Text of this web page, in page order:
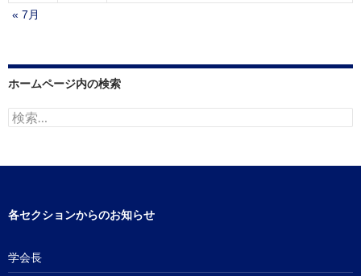
« 7月
ホームページ内の検索
検
索:
各セクションからのお知らせ
学会長